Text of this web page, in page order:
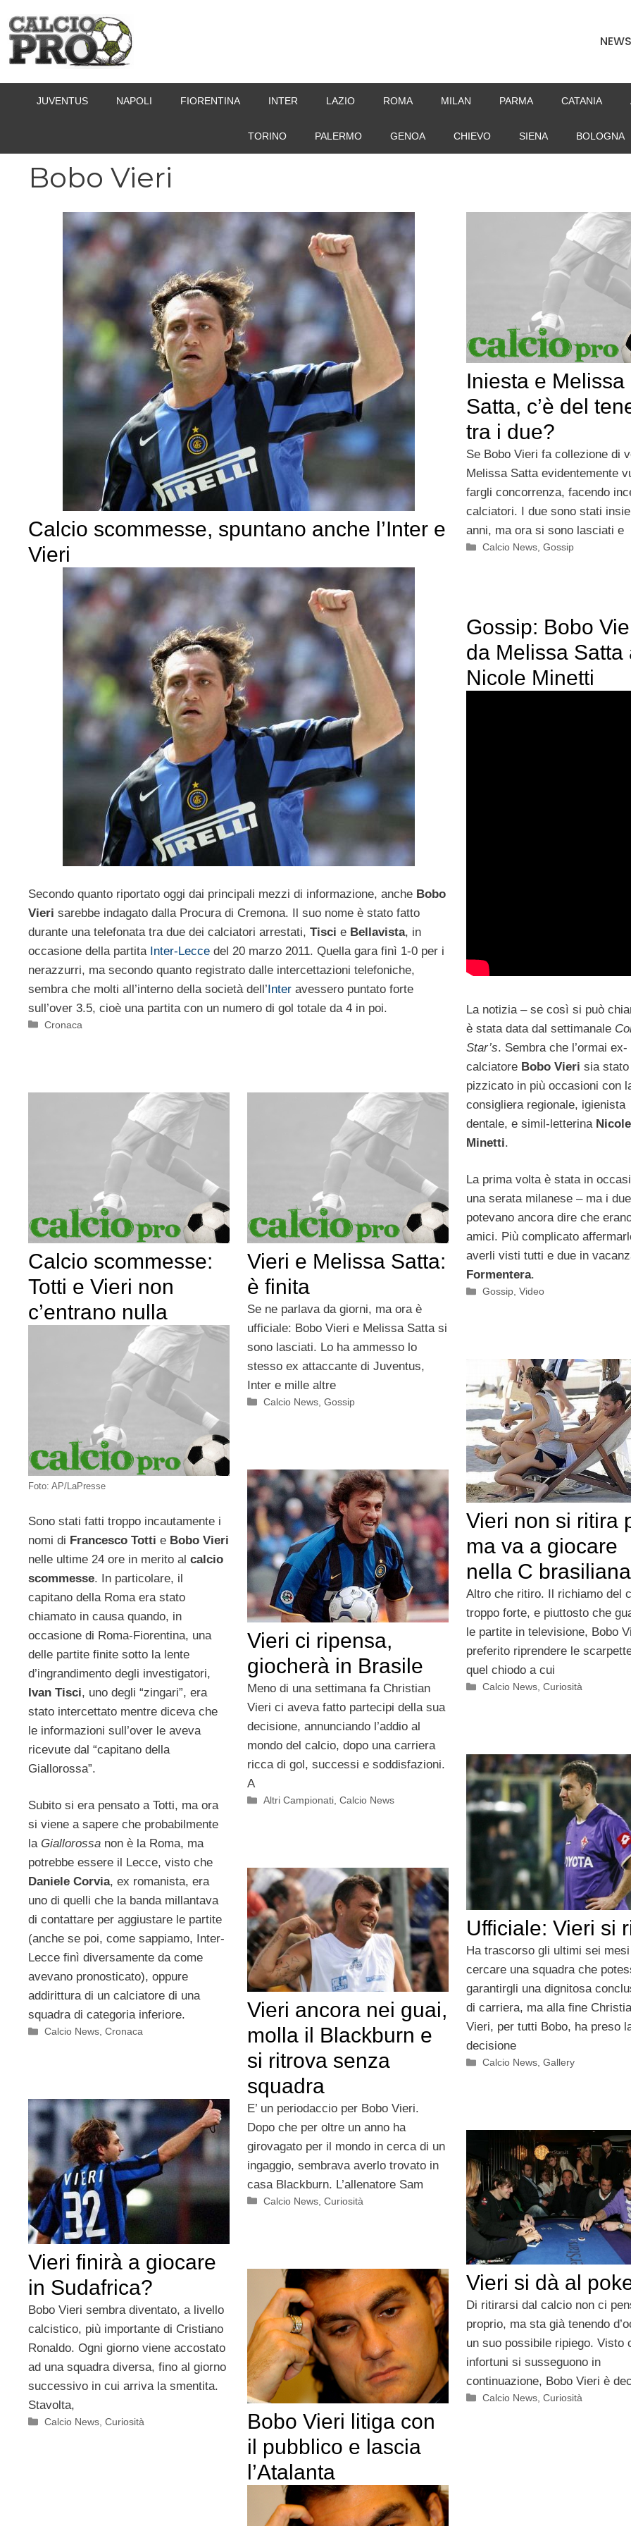
contenuto
NEWS
JUVENTUS NAPOLI FIORENTINA INTER LAZIO ROMA MILAN PARMA CATANIA
TORINO PALERMO GENOA CHIEVO SIENA BOLOGNA
Bobo Vieri
Calcio scommesse, spuntano anche l’Inter e
Vieri
Secondo quanto riportato oggi dai principali mezzi di informazione, anche Bobo
Vieri sarebbe indagato dalla Procura di Cremona. Il suo nome è stato fatto
durante una telefonata tra due dei calciatori arrestati, Tisci e Bellavista, in
occasione della partita Inter-Lecce del 20 marzo 2011. Quella gara finì 1-0 per i
nerazzurri, ma secondo quanto registrato dalle intercettazioni telefoniche,
sembra che molti all’interno della società dell’Inter avessero puntato forte
sull’over 3.5, cioè una partita con un numero di gol totale da 4 in poi.
Categorie
Cronaca
Iniesta e Melissa
Satta, c’è del
tra i due?
Se Bobo Vieri fa collezione di
Melissa Satta evidentemente
fargli concorrenza, facendo
calciatori. I due sono stati
anni, ma ora si sono lasciati e
Categorie
Calcio News,Gossip
Gossip: Bobo
da Melissa Satta
Nicole Minetti
La notizia – se così si può
è stata data dal settimanale
Star’s. Sembra che l’ormai ex-
calciatore Bobo Vieri sia stato
pizzicato in più occasioni con
consigliera regionale, igienista
dentale, e simil-letterina Nicole
Minetti.
La prima volta è stata in
una serata milanese – ma i due
potevano ancora dire che
amici. Più complicato
averli visti tutti e due in
Formentera.
Categorie
Gossip,Video
Calcio scommesse:
Totti e Vieri non
c’entrano nulla
Foto: AP/LaPresse
Sono stati fatti troppo incautamente i
nomi di Francesco Totti e Bobo Vieri
nelle ultime 24 ore in merito al calcio
scommesse. In particolare, il
capitano della Roma era stato
chiamato in causa quando, in
occasione di Roma-Fiorentina, una
delle partite finite sotto la lente
d’ingrandimento degli investigatori,
Ivan Tisci, uno degli “zingari”, era
stato intercettato mentre diceva che
le informazioni sull’over le aveva
ricevute dal “capitano della
Giallorossa”.
Subito si era pensato a Totti, ma ora
si viene a sapere che probabilmente
la Giallorossa non è la Roma, ma
potrebbe essere il Lecce, visto che
Daniele Corvia, ex romanista, era
uno di quelli che la banda millantava
di contattare per aggiustare le partite
(anche se poi, come sappiamo, Inter-
Lecce finì diversamente da come
avevano pronosticato), oppure
addirittura di un calciatore di una
squadra di categoria inferiore.
Categorie
Calcio News,Cronaca
Vieri e Melissa Satta:
è finita
Se ne parlava da giorni, ma ora è
ufficiale: Bobo Vieri e Melissa Satta si
sono lasciati. Lo ha ammesso lo
stesso ex attaccante di Juventus,
Inter e mille altre
Categorie
Calcio News ,Gossip
Vieri non si ritira
ma va a giocare
nella C brasiliana
Altro che ritiro. Il richiamo del
troppo forte, e piuttosto che
le partite in televisione, Bobo
preferito riprendere le
quel chiodo a cui
Categorie
Calcio News,Curiosità
Vieri ci ripensa,
giocherà in Brasile
Meno di una settimana fa Christian
Vieri ci aveva fatto partecipi della sua
decisione, annunciando l’addio al
mondo del calcio, dopo una carriera
ricca di gol, successi e soddisfazioni.
A
Categorie
Altri Campionati ,Calcio News
Ufficiale: Vieri si
Ha trascorso gli ultimi sei
cercare una squadra che
garantirgli una dignitosa
di carriera, ma alla fine
Vieri, per tutti Bobo, ha preso
decisione
Categorie
Calcio News,Gallery
Vieri ancora nei guai,
molla il Blackburn e
si ritrova senza
squadra
E’ un periodaccio per Bobo Vieri.
Dopo che per oltre un anno ha
girovagato per il mondo in cerca di un
ingaggio, sembrava averlo trovato in
casa Blackburn. L’allenatore Sam
Categorie
Calcio News ,Curiosità
Vieri finirà a giocare
in Sudafrica?
Bobo Vieri sembra diventato, a livello
calcistico, più importante di Cristiano
Ronaldo. Ogni giorno viene accostato
ad una squadra diversa, fino al giorno
successivo in cui arriva la smentita.
Stavolta,
Categorie
Calcio News ,Curiosità
Vieri si dà al
Di ritirarsi dal calcio non ci
proprio, ma sta già tenendo
un suo possibile ripiego. Visto
infortuni si susseguono in
continuazione, Bobo Vieri è
Categorie
Calcio News ,Curiosità
Bobo Vieri litiga con
il pubblico e lascia
l’Atalanta